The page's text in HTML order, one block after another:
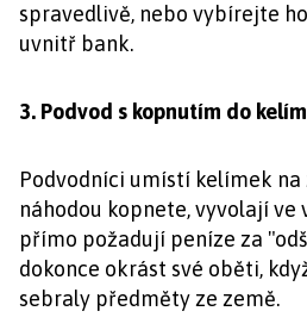
spravedlivě, nebo vybírejte
uvnitř bank.
3. Podvod s kopnutím do
Podvodníci umístí kelímek na
náhodou kopnete, vyvolají ve
přímo požadují peníze za
dokonce okrást své oběti,
sebraly předměty ze země.